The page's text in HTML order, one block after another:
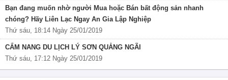
Bạn đang muốn nhờ người Mua hoặc Bán bất động sản nhanh
chóng? Hãy Liên Lạc Ngay An Gia Lập Nghiệp
Thứ sáu, 18:14 Ngày 25/01/2019
CẨM NANG DU LỊCH LÝ SƠN QUẢNG NGÃI
Thứ sáu, 17:12 Ngày 25/01/2019